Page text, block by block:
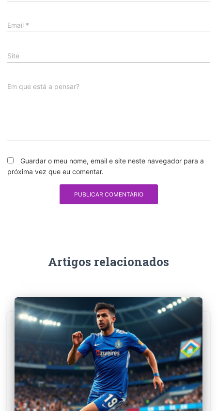
Email *
Site
Em que está a pensar?
Guardar o meu nome, email e site neste navegador para a
próxima vez que eu comentar.
Artigos relacionados